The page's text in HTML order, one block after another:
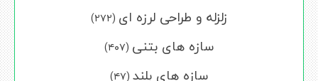
زلزله و طراحی لرزه ای (۲۷۲)
سازه های بتنی (۴۰۷)
سازه های بلند (۴۷)